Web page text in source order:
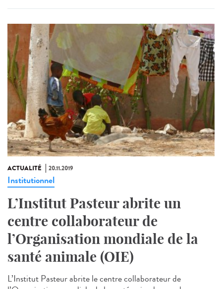
ACTUALITÉ 20.11.2019
Institutionnel
L’Institut Pasteur abrite un
centre collaborateur de
l’Organisation mondiale de la
santé animale (OIE)
L’Institut Pasteur abrite le centre collaborateur de